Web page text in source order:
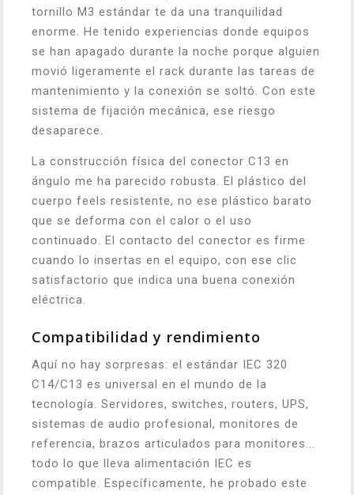
tornillo M3 estándar te da una tranquilidad
enorme. He tenido experiencias donde equipos
se han apagado durante la noche porque alguien
movió ligeramente el rack durante las tareas de
mantenimiento y la conexión se soltó. Con este
sistema de fijación mecánica, ese riesgo
desaparece.
La construcción física del conector C13 en
ángulo me ha parecido robusta. El plástico del
cuerpo feels resistente, no ese plástico barato
que se deforma con el calor o el uso
continuado. El contacto del conector es firme
cuando lo insertas en el equipo, con ese clic
satisfactorio que indica una buena conexión
eléctrica.
Compatibilidad y rendimiento
Aquí no hay sorpresas: el estándar IEC 320
C14/C13 es universal en el mundo de la
tecnología. Servidores, switches, routers, UPS,
sistemas de audio profesional, monitores de
referencia, brazos articulados para monitores...
todo lo que lleva alimentación IEC es
compatible. Específicamente, he probado este